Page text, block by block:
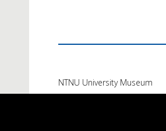
NTNU University Museum